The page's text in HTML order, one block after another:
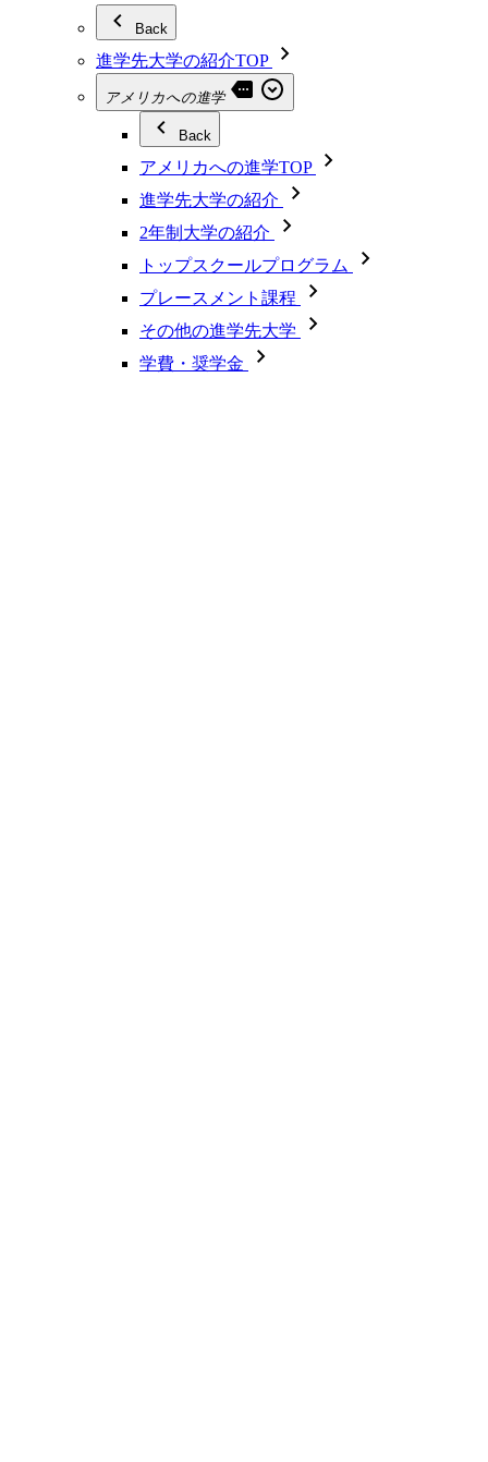
Back
進学先大学の紹介TOP
アメリカへの進学
Back
アメリカへの進学TOP
進学先大学の紹介
2年制大学の紹介
トップスクールプログラム
プレースメント課程
その他の進学先大学
学費・奨学金